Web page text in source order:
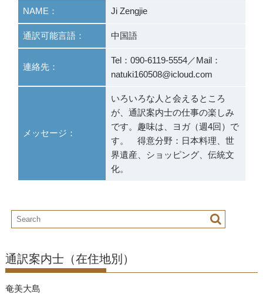
NAME： Ji Zengjie
通訳可能言語： 中国語
連絡先：
Tel：090-6119-5554／Mail：
natuki160508@icloud.com
メッセージ：
いろいろな人と会えるところ
が、通訳案内士の仕事の楽しみ
です。趣味は、ヨガ（週4回）で
す。 得意分野：日本料理、世
界遺産、ショッピング、伝統文
化。
通訳案内士（在住地別）
奄美大島